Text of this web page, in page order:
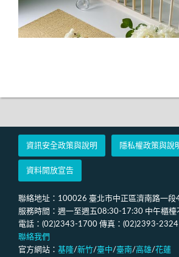
資訊安全政策與說明 隱私權政策與說
資料開放宣告
聯絡地址：100026 臺北市中正區濟南路一段
服務時間：週一至週五08:30-17:30 中午櫃
電話：(02)2343-1700 傳真：(02)2393-
聯絡我們
官方網站： 基隆/新竹/臺中/臺南/高雄/花蓮